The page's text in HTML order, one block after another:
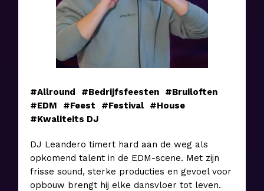
#Allround #Bedrijfsfeesten
#Bruiloften
#EDM
#Feest #Festival
#House
#Kwaliteits DJ
DJ Leandero timert hard aan de weg als
opkomend talent in de EDM-scene. Met zijn
frisse sound, sterke producties en gevoel voor
opbouw brengt hij elke dansvloer tot leven.